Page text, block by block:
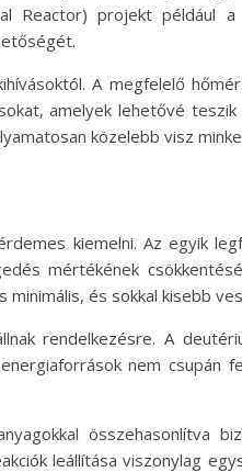
Reactor) projekt például
A megfelelő
amelyek lehetővé
közelebb visz
kiemelni. Az egyik
mértékének
és sokkal kisebb
rendelkezésre. A
nem csupán
összehasonlítva
leállítása viszonylag